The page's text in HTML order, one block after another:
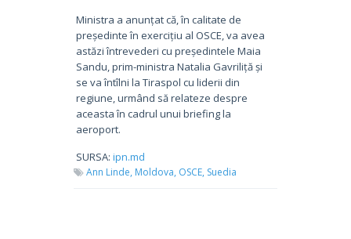
Ministra a anunțat că, în calitate de
președinte în exercițiu al OSCE, va avea
astăzi întrevederi cu președintele Maia
Sandu, prim-ministra Natalia Gavriliță și
se va întîlni la Tiraspol cu liderii din
regiune, urmând să relateze despre
aceasta în cadrul unui briefing la
aeroport.
SURSA: ipn.md
Ann Linde, Moldova, OSCE, Suedia